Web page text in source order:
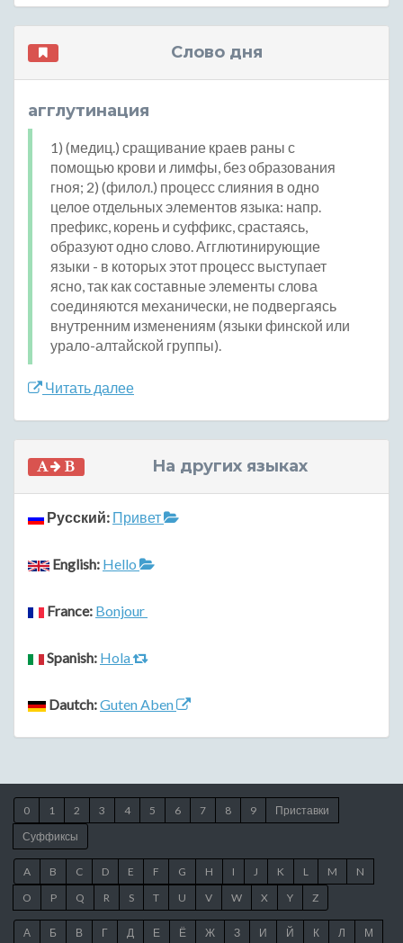
Слово дня
агглутинация
1) (медиц.) сращивание краев раны с
помощью крови и лимфы, без образования
гноя; 2) (филол.) процесс слияния в одно
целое отдельных элементов языка: напр.
префикс, корень и суффикс, срастаясь,
образуют одно слово. Агглютинирующие
языки - в которых этот процесс выступает
ясно, так как составные элементы слова
соединяются механически, не подвергаясь
внутренним изменениям (языки финской или
урало-алтайской группы).
Читать далее
На других языках
Русский: Привет
English: Hello
France: Bonjour
Spanish: Hola
Dautch:Guten Aben
0 1 2 3 4 5 6 7 8 9
Приставки
Суффиксы
A B C D E F G H I J K L M
N
O
P Q R S T U V W X Y Z
А Б В Г Д Е Ё Ж З И Й К Л М